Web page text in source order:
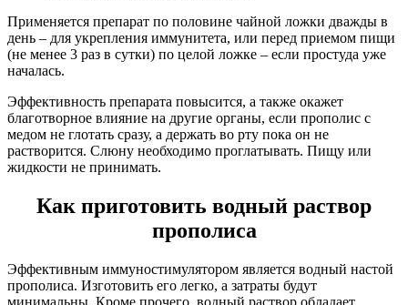
Применяется препарат по половине чайной ложки дважды в
день – для укрепления иммунитета, или перед приемом пищи
(не менее 3 раз в сутки) по целой ложке – если простуда уже
началась.
Эффективность препарата повысится, а также окажет
благотворное влияние на другие органы, если прополис с
медом не глотать сразу, а держать во рту пока он не
растворится. Слюну необходимо проглатывать. Пищу или
жидкости не принимать.
Как приготовить водный раствор
прополиса
Эффективным иммуностимулятором является водный настой
прополиса. Изготовить его легко, а затраты будут